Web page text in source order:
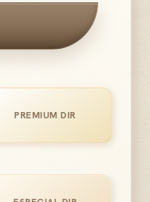
PREMIUM DIR